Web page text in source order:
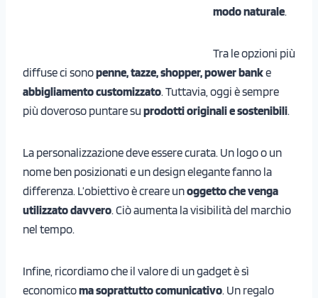
modo naturale.
Tra le opzioni più
diffuse ci sonopenne, tazze, shopper, power banke
abbigliamento customizzato. Tuttavia, oggi è sempre
più doveroso puntare su prodotti originali e sostenibili.
La personalizzazione deve essere curata. Un logo o un
nome ben posizionati e un design elegante fanno la
differenza. L’obiettivo è creare unoggetto che venga
utilizzato davvero. Ciò aumenta la visibilità del marchio
nel tempo.
Infine, ricordiamo che il valore di un gadget è sì
economicoma soprattutto comunicativo. Un regalo